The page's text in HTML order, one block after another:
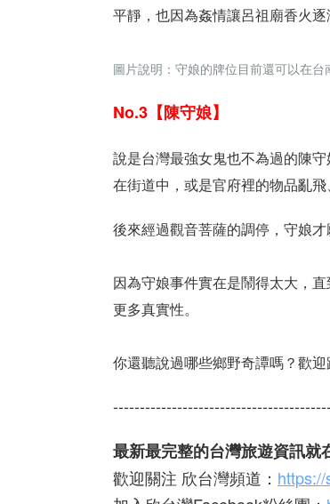
平靜，也因為姦情讓呂祖廟香火
圖片說明：守娘的牌位目前還可以在
No.3【陳守娘】
說是台灣最強女鬼也不為過的陳
在街道中，或是官府裡的物品亂
後來經過觀音菩薩的調停，守娘
因為守娘事件實在是鬧得太大，
更多真實性。
你還聽說過哪些鄉野奇譚嗎？歡
最新最完整的台灣旅遊資訊就
歡迎關注 欣台灣頻道：